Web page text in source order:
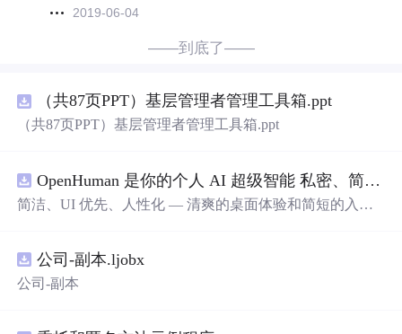
2019-06-04
——到底了——
（共87页PPT）基层管理者管理工具箱.ppt
（共87页PPT）基层管理者管理工具箱.ppt
OpenHuman 是你的个人 AI 超级智能 私密、简洁、极其强大
简洁、UI 优先、人性化 — 清爽的桌面体验和简短的入门
吉祥物，会 说话、能感知周围环境、可作为真实参与者加
入你的 Google Meet 会议、跨周记住你，即使你停止输入
公司-副本.ljobx
公司-副本